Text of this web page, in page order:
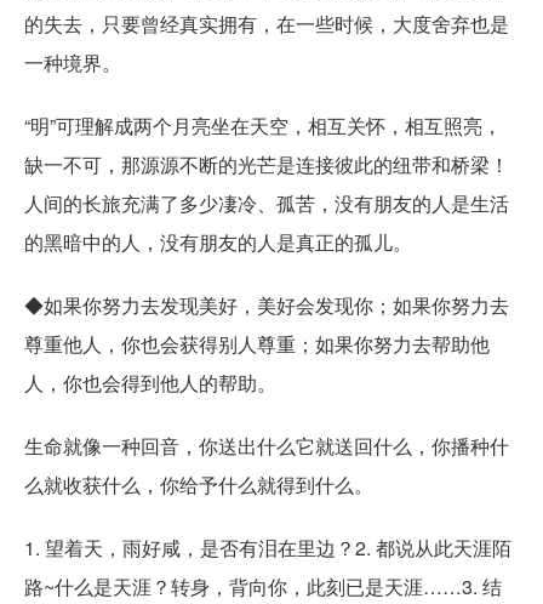
的失去，只要曾经真实拥有，在一些时候，大度舍弃也是
一种境界。
“明”可理解成两个月亮坐在天空，相互关怀，相互照亮，
缺一不可，那源源不断的光芒是连接彼此的纽带和桥梁！
人间的长旅充满了多少凄冷、孤苦，没有朋友的人是生活
的黑暗中的人，没有朋友的人是真正的孤儿。
◆如果你努力去发现美好，美好会发现你；如果你努力去
尊重他人，你也会获得别人尊重；如果你努力去帮助他
人，你也会得到他人的帮助。
生命就像一种回音，你送出什么它就送回什么，你播种什
么就收获什么，你给予什么就得到什么。
1. 望着天，雨好咸，是否有泪在里边？2. 都说从此天涯陌
路~什么是天涯？转身，背向你，此刻已是天涯……3. 结